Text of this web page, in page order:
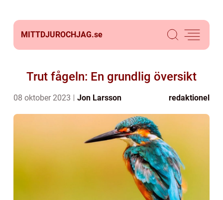
MITTDJUROCHJAG.se
Trut fågeln: En grundlig översikt
08 oktober 2023 Jon Larsson redaktionel